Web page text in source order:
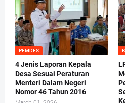
PEMDES
4 Jenis Laporan Kepala
Desa Sesuai Peraturan
Menteri Dalam Negeri
Nomor 46 Tahun 2016